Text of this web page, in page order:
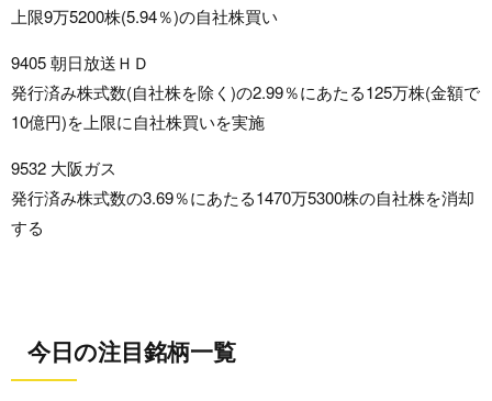
上限9万5200株(5.94％)の自社株買い
9405 朝日放送ＨＤ
発行済み株式数(自社株を除く)の2.99％にあたる125万株(金額で
10億円)を上限に自社株買いを実施
9532 大阪ガス
発行済み株式数の3.69％にあたる1470万5300株の自社株を消却
する
今日の注目銘柄一覧